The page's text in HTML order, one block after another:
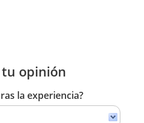
opinión
la experiencia?